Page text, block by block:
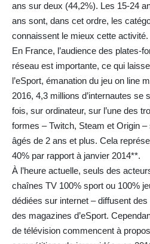
ans sur deux (44,2%). Les 15-24
ans sont, dans cet ordre, les
connaissent le mieux cette activité.
En France, l’audience des plates-
réseau est importante, ce qui
l’eSport, émanation du jeu on line
2016, 4,3 millions d’internautes se
fois, sur ordinateur, sur l’une des
formes – Twitch, Steam et Origin
âgés de 2 ans et plus. Cela
40% par rapport à janvier 2014**.
À l’heure actuelle, seuls des
chaînes TV 100% sport ou 100%
dédiées sur internet – diffusent
des magazines d’eSport.
de télévision commencent à